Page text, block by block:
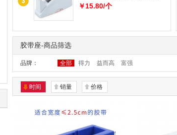
￥15.80/个
胶带座-商品筛选
品牌： 全部 得力 益而高 富强
时间 销量 价格